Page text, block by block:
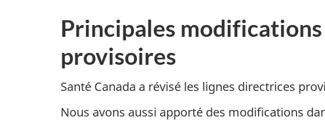
Principales
provisoires
Santé Canada a révisé les lignes directrices
Nous avons aussi apporté des modifications